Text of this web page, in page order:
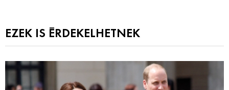
EZEK IS ÉRDEKELHETNEK